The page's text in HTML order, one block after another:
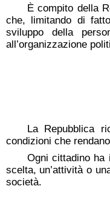
È compito della
che, limitando di
sviluppo della
all’organizzazione
La Repubblica
condizioni che
Ogni cittadino ha
scelta, un’attività o
società.